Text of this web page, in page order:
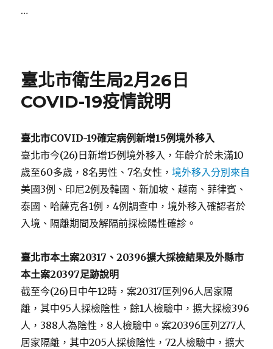
…
臺北市衛生局2月26日
COVID-19疫情說明
臺北市COVID-19確定病例新增15例境外移入
臺北市今(26)日新增15例境外移入，年齡介於未滿10
歲至60多歲，8名男性、7名女性，境外移入分別來自
美國3例、印尼2例及韓國、新加坡、越南、菲律賓、
泰國、哈薩克各1例，4例調查中，境外移入確認者於
入境、隔離期間及解隔前採檢陽性確診。
臺北市本土案20317 、20396擴大採檢結果及外縣市
本土案20397足跡說明
截至今(26)日中午12時，案20317匡列96人居家隔
離，其中95人採檢陰性，餘1人檢驗中，擴大採檢396
人，388人為陰性，8人檢驗中。案20396匡列277人
居家隔離，其中205人採檢陰性，72人檢驗中，擴大